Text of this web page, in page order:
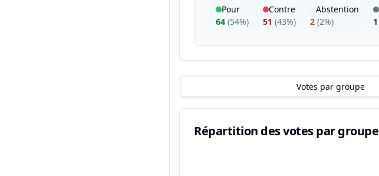
Pour
64 (54%)
Contre
51 (43%)
Abstention
2 (2%)
1
Votes par groupe
Répartition des votes par groupe